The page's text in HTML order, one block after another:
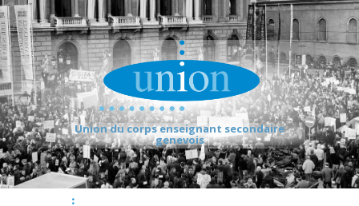
Union du corps enseignant secondaire
genevois